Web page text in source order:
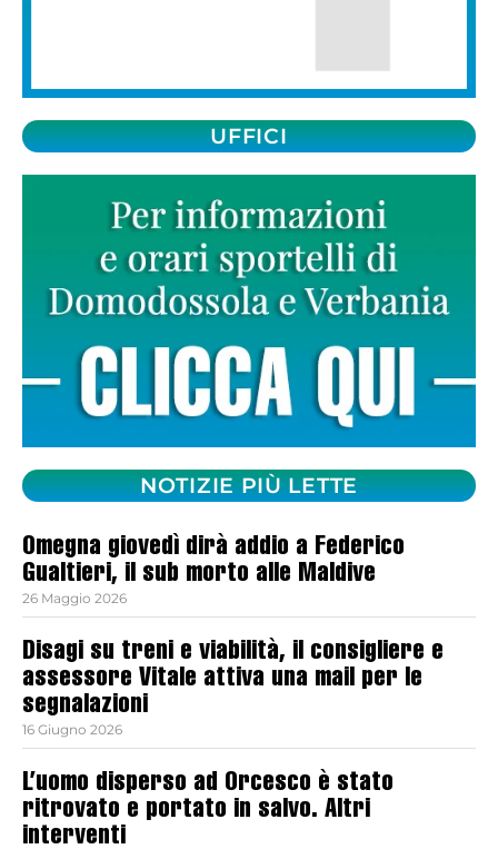
UFFICI
NOTIZIE PIÙ LETTE
Omegna giovedì dirà addio a Federico
Gualtieri, il sub morto alle Maldive
26 Maggio 2026
Disagi su treni e viabilità, il consigliere e
assessore Vitale attiva una mail per le
segnalazioni
16 Giugno 2026
L’uomo disperso ad Orcesco è stato
ritrovato e portato in salvo. Altri
interventi